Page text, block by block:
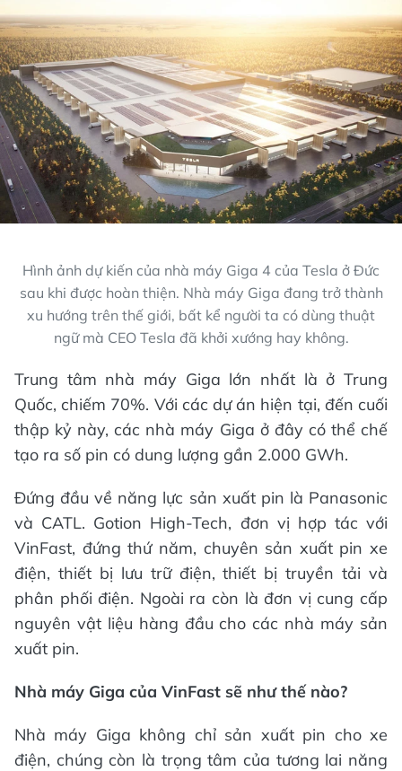
Hình ảnh dự kiến của nhà máy Giga 4 của Tesla ở Đức
sau khi được hoàn thiện. Nhà máy Giga đang trở thành
xu hướng trên thế giới, bất kể người ta có dùng thuật
ngữ mà CEO Tesla đã khởi xướng hay không.
Trung tâm nhà máy Giga lớn nhất là ở Trung
Quốc, chiếm 70%. Với các dự án hiện tại, đến cuối
thập kỷ này, các nhà máy Giga ở đây có thể chế
tạo ra số pin có dung lượng gần 2.000 GWh.
Đứng đầu về năng lực sản xuất pin là Panasonic
và CATL. Gotion High-Tech, đơn vị hợp tác với
VinFast, đứng thứ năm, chuyên sản xuất pin xe
điện, thiết bị lưu trữ điện, thiết bị truyền tải và
phân phối điện. Ngoài ra còn là đơn vị cung cấp
nguyên vật liệu hàng đầu cho các nhà máy sản
xuất pin.
Nhà máy Giga của VinFast sẽ như thế nào?
Nhà máy Giga không chỉ sản xuất pin cho xe
điện, chúng còn là trọng tâm của tương lai năng